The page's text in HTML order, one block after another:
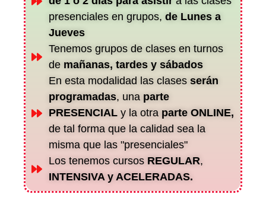
presenciales en grupos, de Lunes a
Jueves
Tenemos grupos de clases en turnos
de mañanas, tardes y sábados
En esta modalidad las clases serán
programadas, una parte
PRESENCIALy la otra parte ONLINE,
de tal forma que la calidad sea la
misma que las "presenciales"
Los tenemos cursos REGULAR,
INTENSIVA y ACELERADAS.